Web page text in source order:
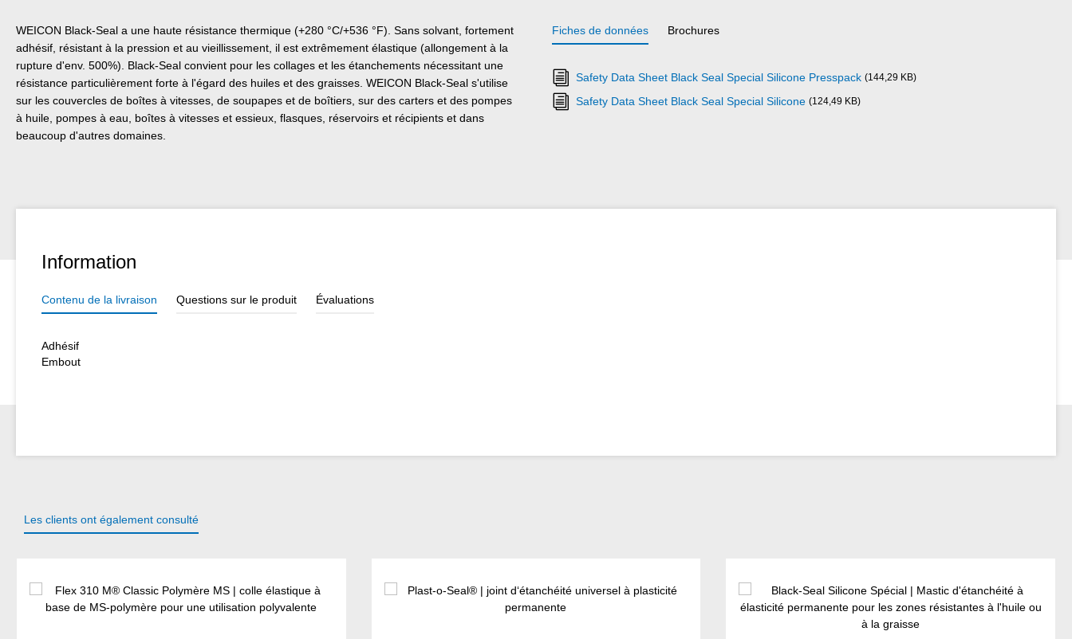
WEICON Black-Seal a une haute résistance thermique (+280 °C/+536 °F). Sans solvant, fortement
adhésif, résistant à la pression et au vieillissement, il est extrêmement élastique (allongement à la
rupture d'env. 500%). Black-Seal convient pour les collages et les étanchements nécessitant une
résistance particulièrement forte à l'égard des huiles et des graisses. WEICON Black-Seal s'utilise
sur les couvercles de boîtes à vitesses, de soupapes et de boîtiers, sur des carters et des pompes
à huile, pompes à eau, boîtes à vitesses et essieux, flasques, réservoirs et récipients et dans
beaucoup d'autres domaines.
Fiches de données Brochures
Safety Data Sheet Black Seal Special Silicone Presspack (144,29 KB)
Safety Data Sheet Black Seal Special Silicone (124,49 KB)
Information
Contenu de la livraison Questions sur le produit Évaluations
Adhésif
Embout
Les clients ont également consulté